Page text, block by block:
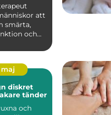
att
smärta,
och
maj
tänder
och